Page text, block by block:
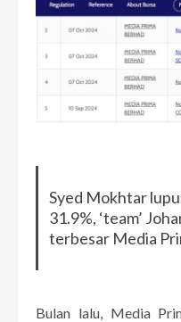
Syed Mokhtar
31.9%, ‘team’
terbesar Media
Bulan lalu, Media